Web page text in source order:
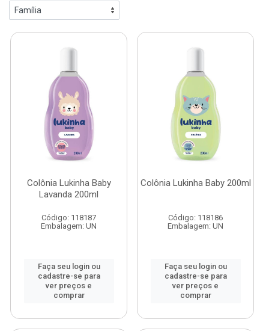
Colônia Lukinha Baby
Lavanda 200ml
Código: 118187
Embalagem: UN
Faça seu login ou
cadastre-se para
ver preços e
comprar
Colônia Lukinha Baby 200ml
Código: 118186
Embalagem: UN
Faça seu login ou
cadastre-se para
ver preços e
comprar